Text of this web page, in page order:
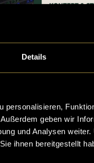
Details
personalisieren,
geben wir
und Analysen
ihnen bereitgestellt